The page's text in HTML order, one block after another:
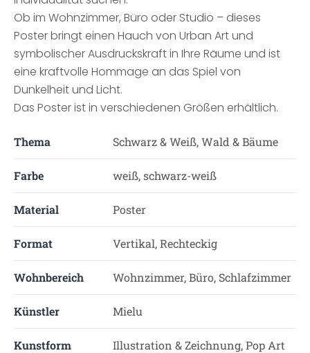
Ob im Wohnzimmer, Büro oder Studio – dieses
Poster bringt einen Hauch von Urban Art und
symbolischer Ausdruckskraft in Ihre Räume und ist
eine kraftvolle Hommage an das Spiel von
Dunkelheit und Licht.
Das Poster ist in verschiedenen Größen erhältlich.
Thema Schwarz & Weiß, Wald & Bäume
Farbe weiß, schwarz-weiß
Material Poster
Format Vertikal, Rechteckig
Wohnbereich Wohnzimmer, Büro, Schlafzimmer
Künstler Mielu
Kunstform Illustration & Zeichnung, Pop Art